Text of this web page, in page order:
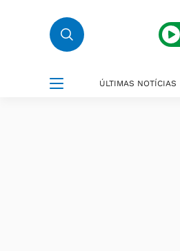
ÚLTIMAS NOTÍCIAS